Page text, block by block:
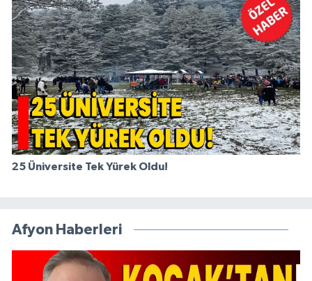
25 Üniversite Tek Yürek Oldu!
Afyon Haberleri